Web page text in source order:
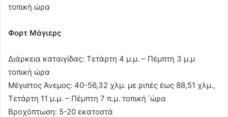
τοπική ώρα
Φορτ Μάγιερς
Διάρκεια καταιγίδας: Τετάρτη 4 μ.μ. – Πέμπτη 3 μ.μ
τοπική ώρα
Μέγιστος Άνεμος: 40-56,32 χλμ. με ριπές έως 88,51 χλμ.,
Τετάρτη 11 μ.μ. – Πέμπτη 7 π.μ. τοπική ΄ώρα
Βροχόπτωση: 5-20 εκατοστά